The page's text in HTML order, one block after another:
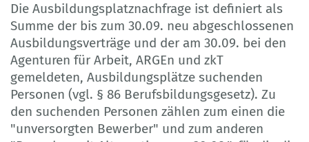
Die Ausbildungsplatznachfrage ist definiert als
Summe der bis zum 30.09. neu abgeschlossenen
Ausbildungsverträge und der am 30.09. bei den
Agenturen für Arbeit, ARGEn und zkT
gemeldeten, Ausbildungsplätze suchenden
Personen (vgl. § 86 Berufsbildungsgesetz). Zu
den suchenden Personen zählen zum einen die
"unversorgten Bewerber" und zum anderen